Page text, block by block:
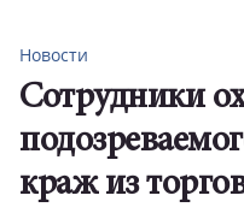
Новости
Сотрудники
краж из